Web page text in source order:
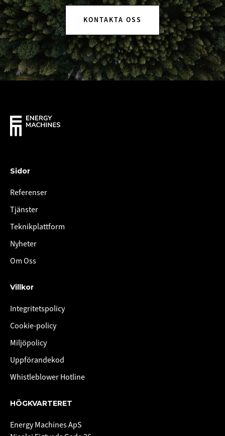
KONTAKTA OSS
Sidor
Referenser
Tjänster
Teknikplattform
Nyheter
Om Oss
Villkor
Integritetspolicy
Cookie-policy
Miljöpolicy
Uppförandekod
Whistleblower Hotline
HÖGKVARTERET
Energy Machines ApS